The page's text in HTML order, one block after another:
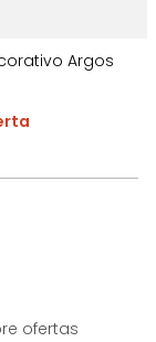
Argos
ofertas